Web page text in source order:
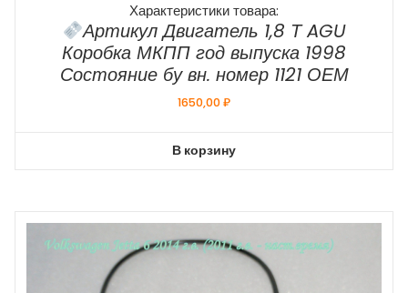
Характеристики товара:
Артикул Двигатель 1,8 Т AGU
Коробка МКПП год выпуска 1998
Состояние бу вн. номер 1121 ОЕМ
1650,00₽
В корзину